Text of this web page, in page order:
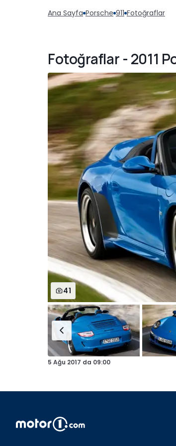
Ana Sayfa Porsche 911 Fotoğraflar
Fotoğraflar - 2011
41
5 Ağu 2017 da 09:00